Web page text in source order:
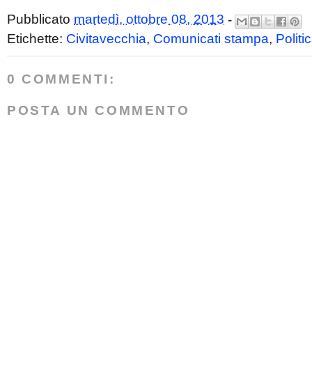
Pubblicato martedì, ottobre 08, 2013 -
Etichette: Civitavecchia, Comunicati stampa,
0 COMMENTI:
POSTA UN COMMENTO